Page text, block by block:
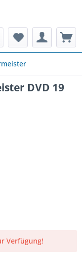
DVD 19
Verfügung!